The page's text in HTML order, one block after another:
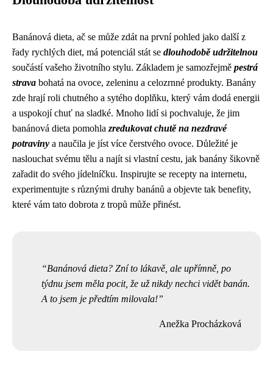
Banánová dieta, ač se může zdát na první pohled jako další z
řady rychlých diet, má potenciál stát se dlouhodobě udržitelnou
součástí vašeho životního stylu. Základem je samozřejmě pestrá
strava bohatá na ovoce, zeleninu a celozrnné produkty. Banány
zde hrají roli chutného a sytého doplňku, který vám dodá energii
a uspokojí chuť na sladké. Mnoho lidí si pochvaluje, že jim
banánová dieta pomohla zredukovat chutě na nezdravé
potraviny a naučila je jíst více čerstvého ovoce. Důležité je
naslouchat svému tělu a najít si vlastní cestu, jak banány šikovně
zařadit do svého jídelníčku. Inspirujte se recepty na internetu,
experimentujte s různými druhy banánů a objevte tak benefity,
které vám tato dobrota z tropů může přinést.
Banánová dieta? Zní to lákavě, ale upřímně, po
týdnu jsem měla pocit, že už nikdy nechci vidět banán.
A to jsem je předtím milovala!
Anežka Procházková